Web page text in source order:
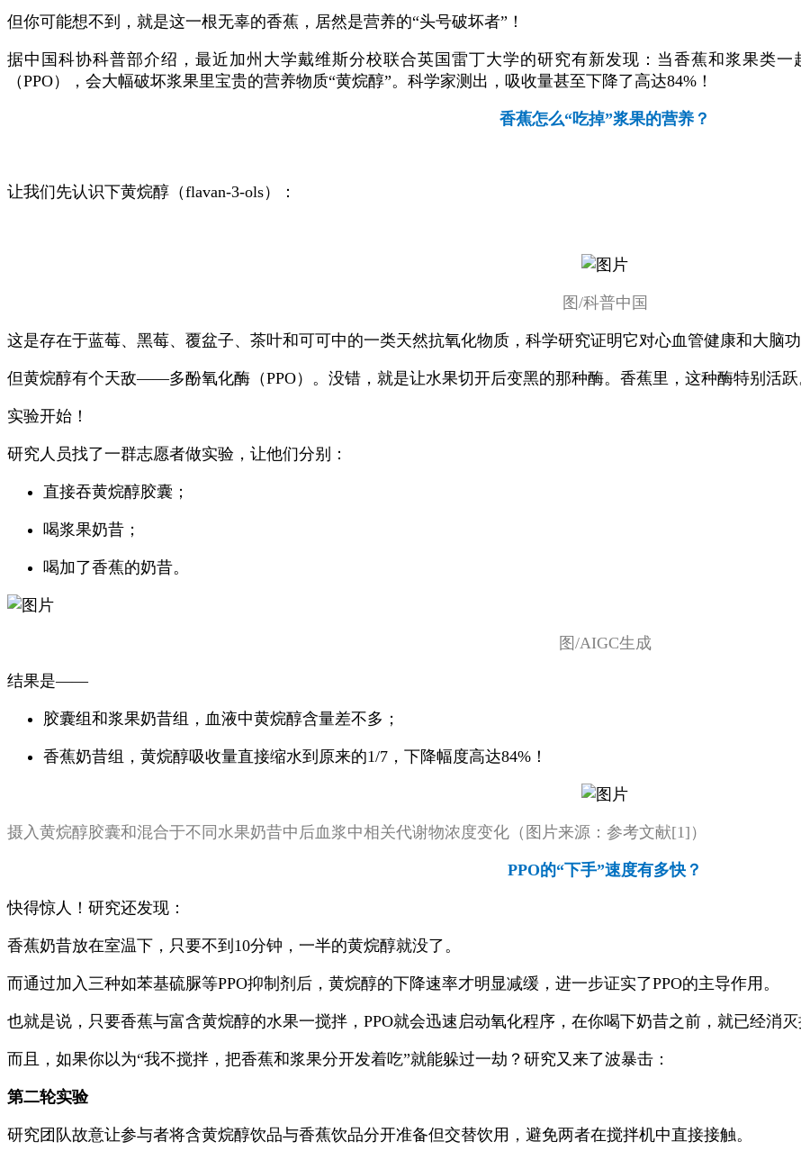
但你可能想不到，就是这一根无辜的香蕉，居然是营养的“头号破坏者”！
据中国科协科普部介绍，最近加州大学戴维斯分校联合英国雷丁大学的研究有新发现：当香蕉和浆果类
（PPO），会大幅破坏浆果里宝贵的营养物质“黄烷醇”。科学家测出，吸收量甚至下降了高达84%！
香蕉怎么“吃掉”浆果的营养？
让我们先认识下黄烷醇（flavan-3-ols）：
图/科普中国
这是存在于蓝莓、黑莓、覆盆子、茶叶和可可中的一类天然抗氧化物质，科学研究证明它对心血管健康和大脑
但黄烷醇有个天敌——多酚氧化酶（PPO）。没错，就是让水果切开后变黑的那种酶。香蕉里，这种酶特别活跃
实验开始！
研究人员找了一群志愿者做实验，让他们分别：
直接吞黄烷醇胶囊；
喝浆果奶昔；
喝加了香蕉的奶昔。
图/AIGC生成
结果是——
胶囊组和浆果奶昔组，血液中黄烷醇含量差不多；
香蕉奶昔组，黄烷醇吸收量直接缩水到原来的1/7，下降幅度高达84%！
摄入黄烷醇胶囊和混合于不同水果奶昔中后血浆中相关代谢物浓度变化（图片来源：参考文献[1]）
PPO的“下手”速度有多快？
快得惊人！研究还发现：
香蕉奶昔放在室温下，只要不到10分钟，一半的黄烷醇就没了。
而通过加入三种如苯基硫脲等PPO抑制剂后，黄烷醇的下降速率才明显减缓，进一步证实了PPO的主导作用。
也就是说，只要香蕉与富含黄烷醇的水果一搅拌，PPO就会迅速启动氧化程序，在你喝下奶昔之前，就已经消灭
而且，如果你以为“我不搅拌，把香蕉和浆果分开发着吃”就能躲过一劫？研究又来了波暴击：
第二轮实验
研究团队故意让参与者将含黄烷醇饮品与香蕉饮品分开准备但交替饮用，避免两者在搅拌机中直接接触。